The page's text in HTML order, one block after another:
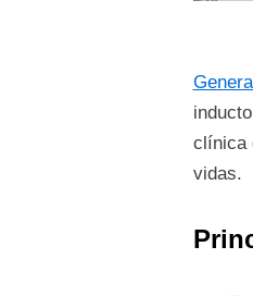
clínica
vidas.